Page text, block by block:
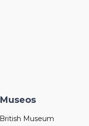
Museos
British Museum